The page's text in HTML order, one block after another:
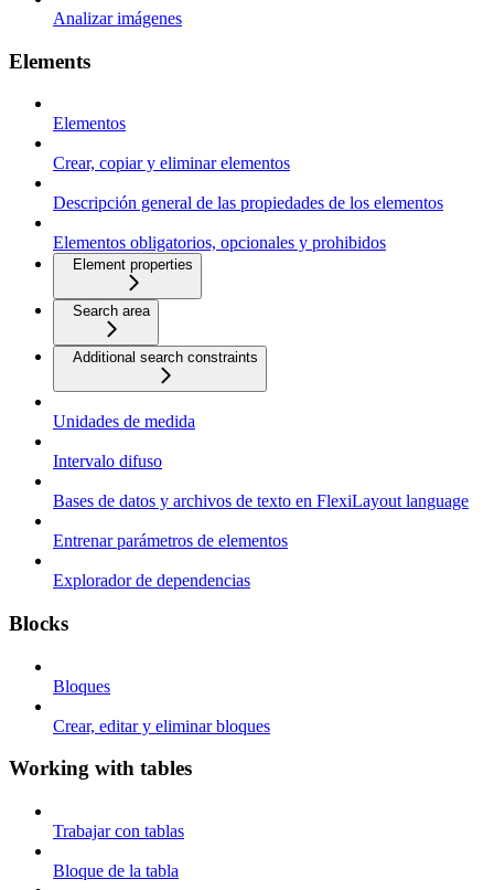
Analizar imágenes
Elements
Elementos
Crear, copiar y eliminar elementos
Descripción general de las propiedades de los elementos
Elementos obligatorios, opcionales y prohibidos
Element properties
Search area
Additional search constraints
Unidades de medida
Intervalo difuso
Bases de datos y archivos de texto en FlexiLayout language
Entrenar parámetros de elementos
Explorador de dependencias
Blocks
Bloques
Crear, editar y eliminar bloques
Working with tables
Trabajar con tablas
Bloque de la tabla